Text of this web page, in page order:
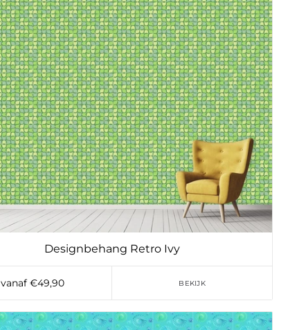
Toevoegen aan verlanglijst
Toevoegen aan verlanglijst
Designbehang Retro Ivy
vanaf €49,90 BEKIJK